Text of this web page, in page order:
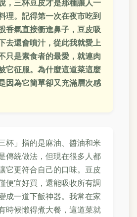
，三杯豆皮才是那種讓人一
理。記得第一次在夜市吃到
香氣直接衝進鼻子，豆皮吸
去還會噴汁，從此我就愛上
只是素食者的最愛，就連肉
它征服。為什麼這道菜這麼
因為它簡單卻又充滿層次感
杯」指的是麻油、醬油和米
傳統做法，但現在很多人都
它更符合自己的口味。豆皮
便宜好買，還能吸收所有調
成一道下飯神器。我常在家
時候懶得煮大餐，這道菜就